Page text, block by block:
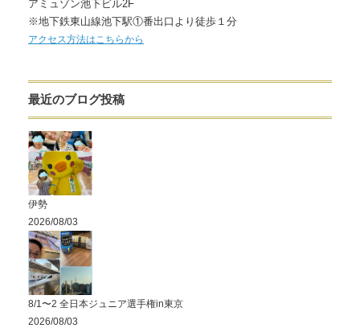
アミュゾン池下ビル2F
※地下鉄東山線池下駅①番出口より徒歩１分
アクセス方法はこちらから
最近のブログ投稿
伊勢
2026/08/03
8/1〜2 全日本ジュニア選手権in東京
2026/08/03